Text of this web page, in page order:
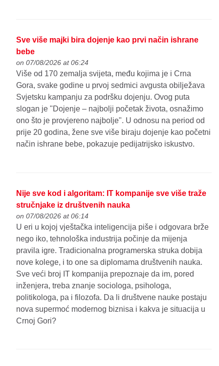
Sve više majki bira dojenje kao prvi način ishrane
bebe
on 07/08/2026 at 06:24
Više od 170 zemalja svijeta, među kojima je i Crna
Gora, svake godine u prvoj sedmici avgusta obilježava
Svjetsku kampanju za podršku dojenju. Ovog puta
slogan je "Dojenje – najbolji početak života, osnažimo
ono što je provjereno najbolje". U odnosu na period od
prije 20 godina, žene sve više biraju dojenje kao početni
način ishrane bebe, pokazuje pedijatrijsko iskustvo.
Nije sve kod i algoritam: IT kompanije sve više traže
stručnjake iz društvenih nauka
on 07/08/2026 at 06:14
U eri u kojoj vještačka inteligencija piše i odgovara brže
nego iko, tehnološka industrija počinje da mijenja
pravila igre. Tradicionalna programerska struka dobija
nove kolege, i to one sa diplomama društvenih nauka.
Sve veći broj IT kompanija prepoznaje da im, pored
inženjera, treba znanje sociologa, psihologa,
politikologa, pa i filozofa. Da li društvene nauke postaju
nova supermoć modernog biznisa i kakva je situacija u
Crnoj Gori?